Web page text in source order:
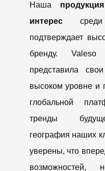
Наша
интерессреди
подтверждает
бренду.
представила
высоком уровне и
глобальной
тренды
география наших
уверены, что
возможностей,